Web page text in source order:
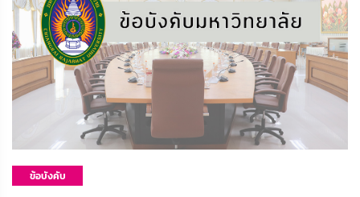
ข้อบังคับ